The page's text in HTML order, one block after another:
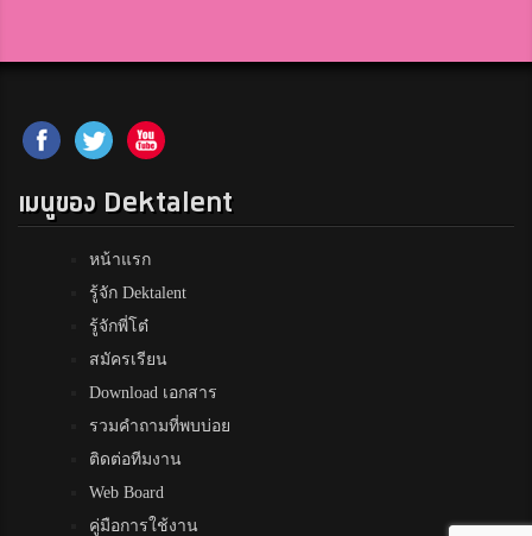
เมนูของ Dektalent
หน้าแรก
รู้จัก Dektalent
รู้จักพี่โต๋
สมัครเรียน
Download เอกสาร
รวมคำถามที่พบบ่อย
ติดต่อทีมงาน
Web Board
คู่มือการใช้งาน